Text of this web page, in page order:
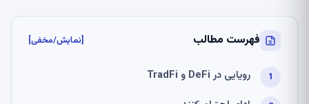
فهرست مطالب [نمایش/مخفی]
رویایی در DeFi و TradFi